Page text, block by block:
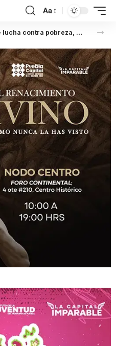
Aa
Trabajo en territorio fortalece lucha contra pobreza, afirma Laura Artemisa